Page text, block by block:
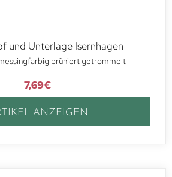
und Unterlage Isernhagen
brüniert getrommelt
7,69€
ANZEIGEN